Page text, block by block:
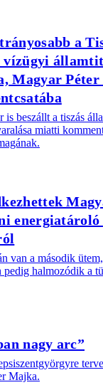
a
vízügyi
Magyar Péter
is beszállt a tiszás
miatti
van a második
pedig halmozódik a
nagy arc”
Majka.